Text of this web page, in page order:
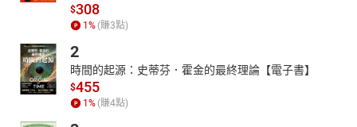
$308
1 % (賺3點)
2
時間的起源：史蒂芬．霍金的最終理論【電子書】
$455
1 % (賺4點)